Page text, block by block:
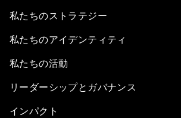
私たちのストラテジー
私たちのアイデンティティ
私たちの活動
リーダーシップとガバナンス
インパクト